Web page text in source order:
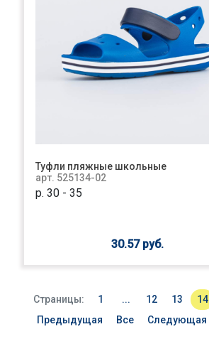
Туфли пляжные школьные
арт. 525134-02
р. 30 - 35
30.57 руб.
Страницы: 1 ... 12 13 14
Предыдущая
Все Следующая